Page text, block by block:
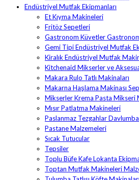
Endüstriyel Mutfak Ekipmanları
Et Kıyma Makineleri
Fritöz Sepetleri
Gastronom Küvetler
Gemi Tipi Endüstriyel Mutfak
Kiralık Endüstriyel Mutfak
Kitchenaid Mikserler ve
Makara Rulo Tatlı Makinaları
Makarna Haşlama Makinası
Mikserler Krema Pasta Mikseri
Mısır Patlatma Makineleri
Paslanmaz Tezgahlar
Pastane Malzemeleri
Sıcak Tutucular
Tepsiler
Toplu Büfe Kafe Lokanta
Toptan Mutfak Makineleri